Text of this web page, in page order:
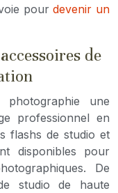
pourdevenir un
de
une
professionnel en
flashs de studio et
disponibles pour
De
studio de haute